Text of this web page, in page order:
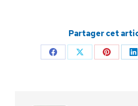
Partager cet
PartagerPartagerPartager